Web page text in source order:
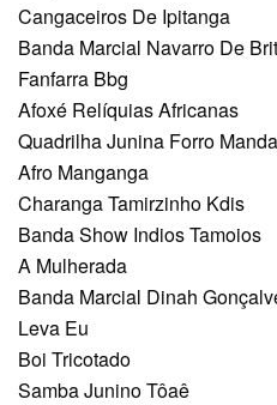
Cangaceiros De Ipitanga
Banda Marcial Navarro De
Fanfarra Bbg
Afoxé Relíquias Africanas
Quadrilha Junina Forro
Afro Manganga
Charanga Tamirzinho Kdis
Banda Show Indios Tamoios
A Mulherada
Banda Marcial Dinah
Leva Eu
Boi Tricotado
Samba Junino Tôaê